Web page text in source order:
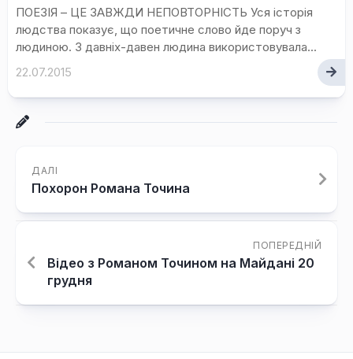
ПОЕЗІЯ – ЦЕ ЗАВЖДИ НЕПОВТОРНІСТЬ Уся історія
людства показує, що поетичне слово йде поруч з
людиною. З давніх-давен людина використовувала...
22.07.2015
ДАЛІ
Похорон Романа Точина
ПОПЕРЕДНІЙ
Відео з Романом Точином на Майдані 20
грудня